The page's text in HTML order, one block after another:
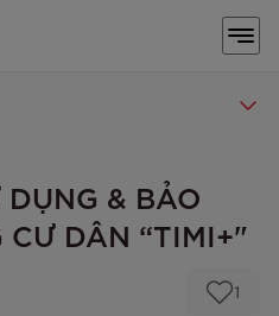
DỤNG & BẢO
CƯ DÂN “TIMI+"
1